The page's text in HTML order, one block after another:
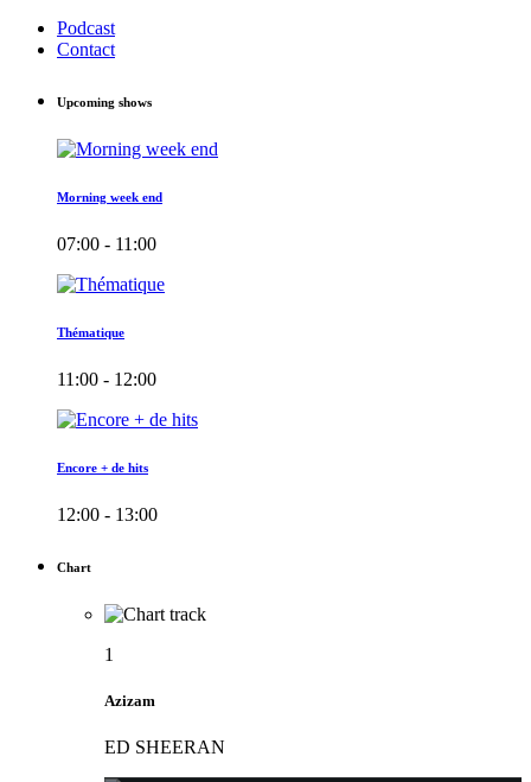
Podcast
Contact
Upcoming shows
Morning week end
07:00 - 11:00
Thématique
11:00 - 12:00
Encore + de hits
12:00 - 13:00
Chart
1
Azizam
ED SHEERAN